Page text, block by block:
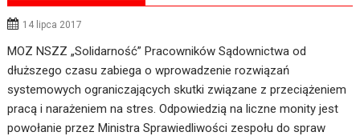
14 lipca 2017
MOZ NSZZ „Solidarność” Pracowników Sądownictwa od
dłuższego czasu zabiega o wprowadzenie rozwiązań
systemowych ograniczających skutki związane z przeciążeniem
pracą i narażeniem na stres. Odpowiedzią na liczne monity jest
powołanie przez Ministra Sprawiedliwości zespołu do spraw